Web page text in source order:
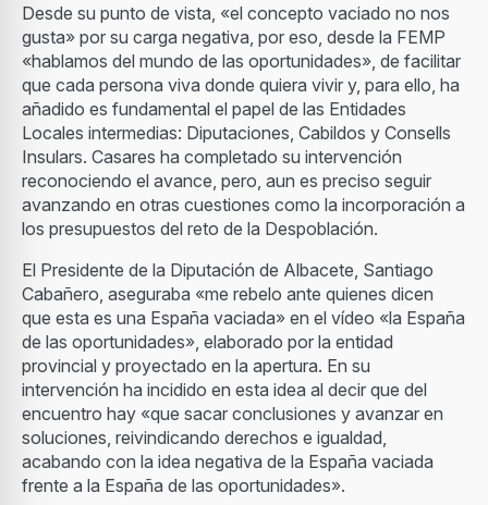
Desde su punto de vista, «el concepto vaciado no nos
gusta» por su carga negativa, por eso, desde la FEMP
«hablamos del mundo de las oportunidades», de facilitar
que cada persona viva donde quiera vivir y, para ello, ha
añadido es fundamental el papel de las Entidades
Locales intermedias: Diputaciones, Cabildos y Consells
Insulars. Casares ha completado su intervención
reconociendo el avance, pero, aun es preciso seguir
avanzando en otras cuestiones como la incorporación a
los presupuestos del reto de la Despoblación.
El Presidente de la Diputación de Albacete, Santiago
Cabañero, aseguraba «me rebelo ante quienes dicen
que esta es una España vaciada» en el vídeo «la España
de las oportunidades», elaborado por la entidad
provincial y proyectado en la apertura. En su
intervención ha incidido en esta idea al decir que del
encuentro hay «que sacar conclusiones y avanzar en
soluciones, reivindicando derechos e igualdad,
acabando con la idea negativa de la España vaciada
frente a la España de las oportunidades».